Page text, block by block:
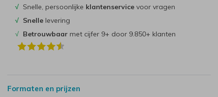
√ Snelle, persoonlijke klantenservice voor vragen
√ Snelle levering
√ Betrouwbaar met cijfer 9+ door 9.850+ klanten
Formaten en prijzen